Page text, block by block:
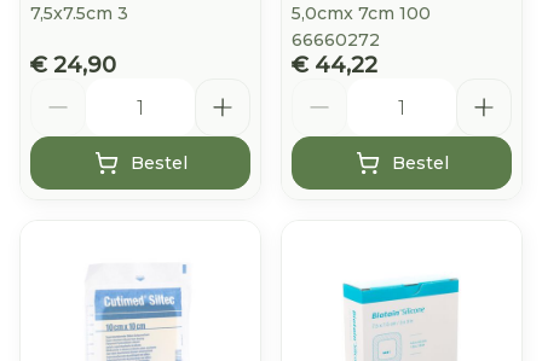
7,5x7.5cm 3
€ 24,90
Bestel
5,0cmx 7cm 100
66660272
€ 44,22
Bestel